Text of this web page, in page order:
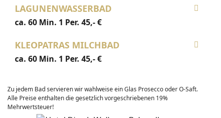
LAGUNENWASSERBAD
ca. 60 Min. 1 Per. 45‚- €
KLEOPATRAS MILCHBAD
ca. 60 Min. 1 Per. 45‚- €
Zu jedem Bad servieren wir wahlweise ein Glas Prosecco oder O-Saft.
Alle Preise enthalten die gesetzlich vorgeschriebenen 19%
Mehrwertsteuer!